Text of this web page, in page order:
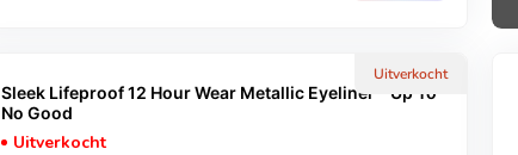
Uitverkocht
Sleek Lifeproof 12 Hour Wear Metallic Eyeliner - Up To
No Good
Uitverkocht